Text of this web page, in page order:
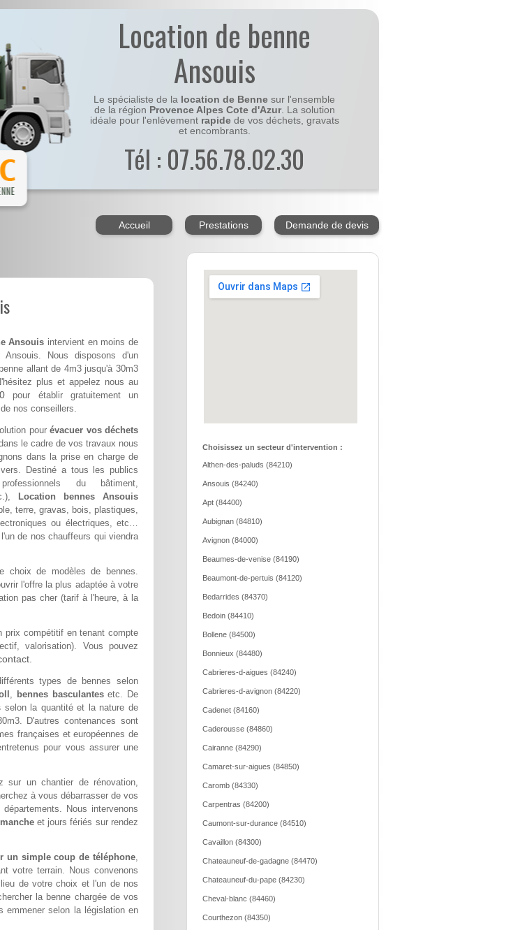
Location de benne
Ansouis
Le spécialiste de la location de Benne sur l'ensemble
de la région Provence Alpes Cote d'Azur. La solution
idéale pour l'enlèvement rapidede vos déchets, gravats
et encombrants.
Tél : 07.56.78.02.30
Accueil Prestations Demande de devis
Ansouis intervient en moins de
Nous disposons d'un
allant de 4m3 jusqu'à 30m3
plus et appelez nous au
pour établir gratuitement un
nos conseillers.
pour évacuer vos déchets
le cadre de vos travaux nous
dans la prise en charge de
Destiné a tous les publics
du bâtiment,
Location bennes Ansouis
terre, gravas, bois, plastiques,
ou électriques, etc…
de nos chauffeurs qui viendra
choix de modèles de bennes.
l'offre la plus adaptée à votre
pas cher (tarif à l'heure, à la
prix compétitif en tenant compte
valorisation). Vous pouvez
types de bennes selon
, bennes basculantesetc. De
selon la quantité et la nature de
D'autres contenances sont
françaises et européennes de
pour vous assurer une
sur un chantier de rénovation,
à vous débarrasser de vos
Nous intervenons
et jours fériés sur rendez
un simple coup de téléphone,
votre terrain. Nous convenons
de votre choix et l'un de nos
la benne chargée de vos
emmener selon la législation en
Choisissez un secteur d'intervention :
Althen-des-paluds (84210)
Ansouis (84240)
Apt (84400)
Aubignan (84810)
Avignon (84000)
Beaumes-de-venise (84190)
Beaumont-de-pertuis (84120)
Bedarrides (84370)
Bedoin (84410)
Bollene (84500)
Bonnieux (84480)
Cabrieres-d-aigues (84240)
Cabrieres-d-avignon (84220)
Cadenet (84160)
Caderousse (84860)
Cairanne (84290)
Camaret-sur-aigues (84850)
Caromb (84330)
Carpentras (84200)
Caumont-sur-durance (84510)
Cavaillon (84300)
Chateauneuf-de-gadagne (84470)
Chateauneuf-du-pape (84230)
Cheval-blanc (84460)
Courthezon (84350)